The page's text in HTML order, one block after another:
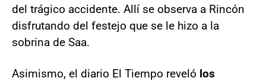
del trágico accidente. Allí se observa a Rincón
disfrutando del festejo que se le hizo a la
sobrina de Saa.
Asimismo, el diario El Tiempo reveló los